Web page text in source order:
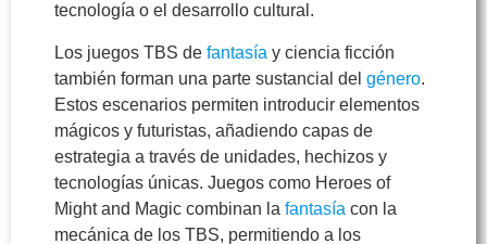
tecnología o el desarrollo cultural.
Los juegos TBS de fantasía y ciencia ficción
también forman una parte sustancial del género.
Estos escenarios permiten introducir elementos
mágicos y futuristas, añadiendo capas de
estrategia a través de unidades, hechizos y
tecnologías únicas. Juegos como Heroes of
Might and Magic combinan la fantasía con la
mecánica de los TBS, permitiendo a los